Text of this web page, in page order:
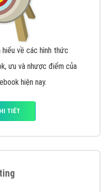
về các hình thức
ưu và nhược điểm của
hiện nay.
TIẾT